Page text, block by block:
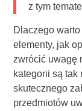
z tym
Dlaczego
elementy, jak
zwrócić uwagę
kategorii są tak
skutecznego
przedmiotów